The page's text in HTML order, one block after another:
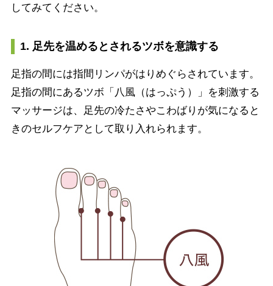
してみてください。
1. 足先を温めるとされるツボを意識する
足指の間には指間リンパがはりめぐらされています。
足指の間にあるツボ「八風（はっぷう）」を刺激する
マッサージは、足先の冷たさやこわばりが気になると
きのセルフケアとして取り入れられます。